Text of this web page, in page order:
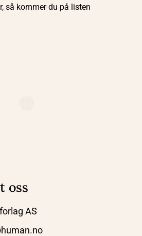
så kommer du på listen
oss
AS